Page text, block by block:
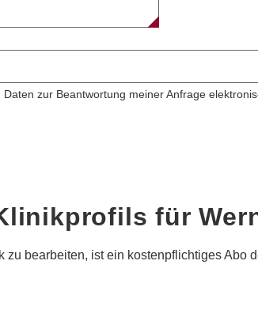
zur Beantwortung meiner Anfrage
für
zu bearbeiten, ist ein kostenpflichtiges Abo